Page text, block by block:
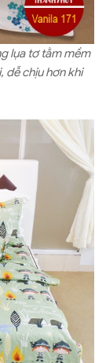
lụa tơ tằm mềm
dễ chịu hơn khi